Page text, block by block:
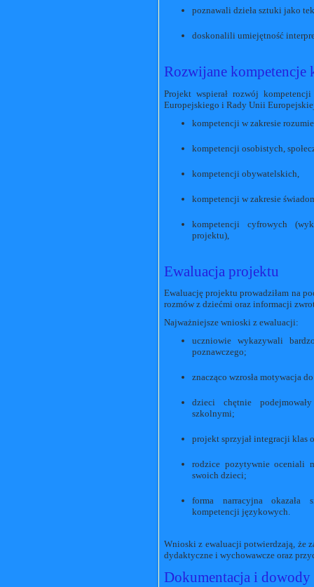
poznawali dzieła sztuki jako
doskonalili umiejętność
Rozwijane kompetencje
Projekt wspierał rozwój
Europejskiego i Rady Unii
kompetencji w zakresie
kompetencji osobistych,
kompetencji obywatelskich,
kompetencji w zakresie
kompetencji cyfrowych
projektu),
Ewaluacja projektu
Ewaluację projektu prowadziłam na
rozmów z dziećmi oraz informacji
Najważniejsze wnioski z ewaluacji:
uczniowie wykazywali
poznawczego;
znacząco wzrosła motywacja
dzieci chętnie
szkolnymi;
projekt sprzyjał integracji klas
rodzice pozytywnie oceniali
swoich dzieci;
forma narracyjna okazała
kompetencji językowych.
Wnioski z ewaluacji potwierdzają, że
dydaktyczne i wychowawcze oraz
Dokumentacja i